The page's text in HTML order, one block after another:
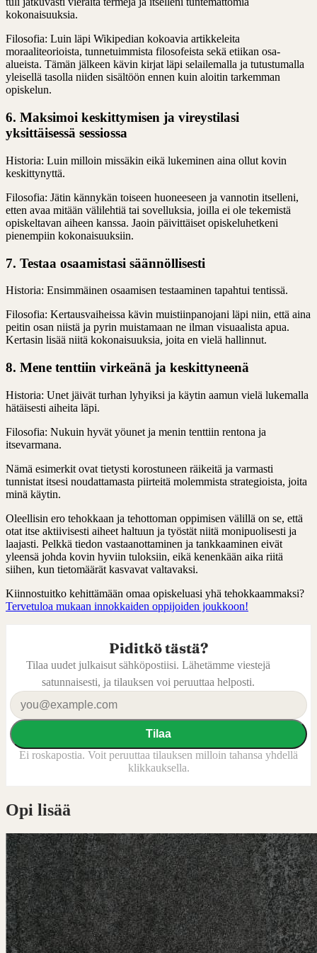
kokonaisuuksia.
Filosofia: Luin läpi Wikipedian kokoavia artikkeleita
moraaliteorioista, tunnetuimmista filosofeista sekä etiikan osa-
alueista. Tämän jälkeen kävin kirjat läpi selailemalla ja tutustumalla
yleisellä tasolla niiden sisältöön ennen kuin aloitin tarkemman
opiskelun.
6. Maksimoi keskittymisen ja vireystilasi
yksittäisessä sessiossa
Historia: Luin milloin missäkin eikä lukeminen aina ollut kovin
keskittynyttä.
Filosofia: Jätin kännykän toiseen huoneeseen ja vannotin itselleni,
etten avaa mitään välilehtiä tai sovelluksia, joilla ei ole tekemistä
opiskeltavan aiheen kanssa. Jaoin päivittäiset opiskeluhetkeni
pienempiin kokonaisuuksiin.
7. Testaa osaamistasi säännöllisesti
Historia: Ensimmäinen osaamisen testaaminen tapahtui tentissä.
Filosofia: Kertausvaiheissa kävin muistiinpanojani läpi niin, että aina
peitin osan niistä ja pyrin muistamaan ne ilman visuaalista apua.
Kertasin lisää niitä kokonaisuuksia, joita en vielä hallinnut.
8. Mene tenttiin virkeänä ja keskittyneenä
Historia: Unet jäivät turhan lyhyiksi ja käytin aamun vielä lukemalla
hätäisesti aiheita läpi.
Filosofia: Nukuin hyvät yöunet ja menin tenttiin rentona ja
itsevarmana.
Nämä esimerkit ovat tietysti korostuneen räikeitä ja varmasti
tunnistat itsesi noudattamasta piirteitä molemmista strategioista, joita
minä käytin.
Oleellisin ero tehokkaan ja tehottoman oppimisen välillä on se, että
otat itse aktiivisesti aiheet haltuun ja työstät niitä monipuolisesti ja
laajasti. Pelkkä tiedon vastaanottaminen ja tankkaaminen eivät
yleensä johda kovin hyviin tuloksiin, eikä kenenkään aika riitä
siihen, kun tietomäärät kasvavat valtavaksi.
Kiinnostuitko kehittämään omaa opiskeluasi yhä tehokkaammaksi?
Tervetuloa mukaan innokkaiden oppijoiden joukkoon!
Piditkö tästä?
Tilaa uudet julkaisut sähköpostiisi. Lähetämme viestejä
satunnaisesti, ja tilauksen voi peruuttaa helposti.
Tilaa
Ei roskapostia. Voit peruuttaa tilauksen milloin tahansa yhdellä
klikkauksella.
Opi lisää